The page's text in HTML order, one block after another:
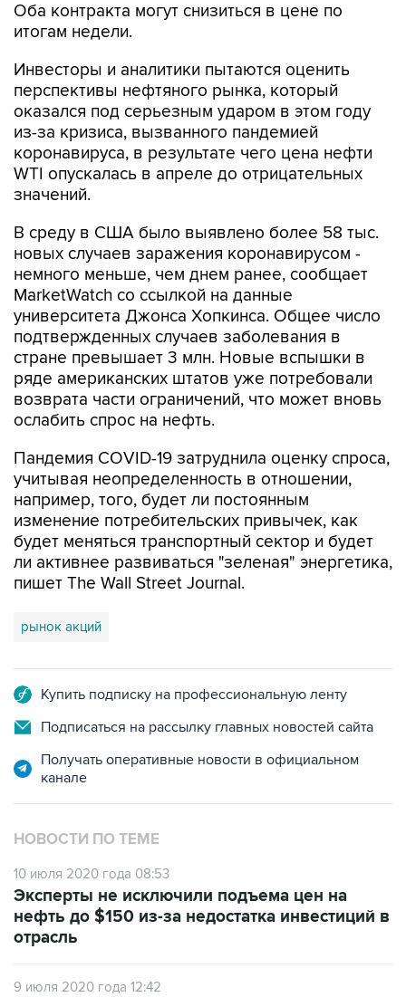
Оба контракта могут снизиться в цене по
итогам недели.
Инвесторы и аналитики пытаются оценить
перспективы нефтяного рынка, который
оказался под серьезным ударом в этом году
из-за кризиса, вызванного пандемией
коронавируса, в результате чего цена нефти
WTI опускалась в апреле до отрицательных
значений.
В среду в США было выявлено более 58 тыс.
новых случаев заражения коронавирусом -
немного меньше, чем днем ранее, сообщает
MarketWatch со ссылкой на данные
университета Джонса Хопкинса. Общее число
подтвержденных случаев заболевания в
стране превышает 3 млн. Новые вспышки в
ряде американских штатов уже потребовали
возврата части ограничений, что может вновь
ослабить спрос на нефть.
Пандемия COVID-19 затруднила оценку спроса,
учитывая неопределенность в отношении,
например, того, будет ли постоянным
изменение потребительских привычек, как
будет меняться транспортный сектор и будет
ли активнее развиваться "зеленая" энергетика,
пишет The Wall Street Journal.
рынок акций
Купить подписку на профессиональную ленту
Подписаться на рассылку главных новостей сайта
Получать оперативные новости в официальном
канале
НОВОСТИ ПО ТЕМЕ
10 июля 2020 года 08:53
Эксперты не исключили подъема цен на
нефть до $150 из-за недостатка инвестиций в
отрасль
9 июля 2020 года 12:42